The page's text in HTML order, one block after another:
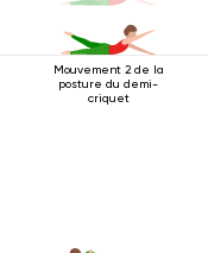
Mouvement 2 de la
posture du demi-
criquet